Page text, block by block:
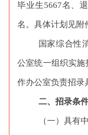
毕业生5667名、
名。具体计划见附
国家综合性
公室统一组织实
作办公室负责招录
二、招录条
（一）具有